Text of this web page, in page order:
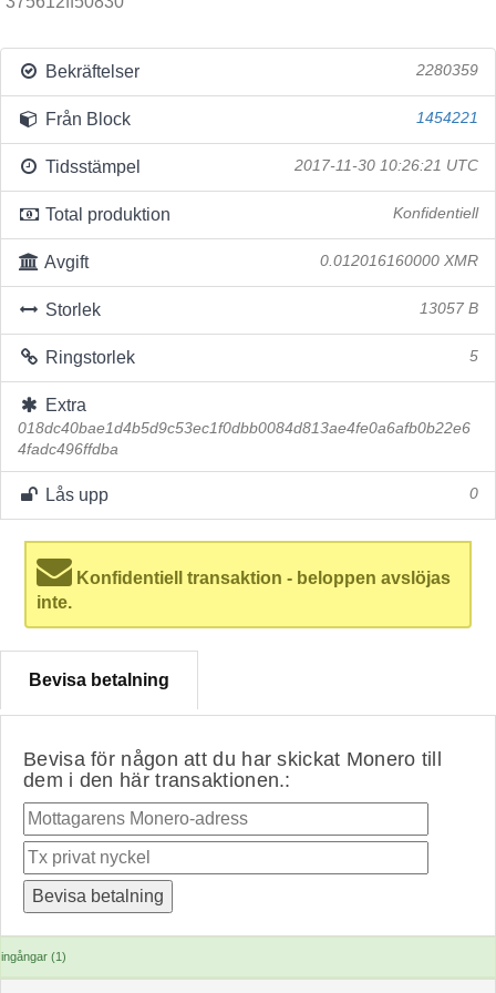
Bekräftelser 2280359
Från Block 1454221
Tidsstämpel 2017-11-30 10:26:21 UTC
Total produktion Konfidentiell
Avgift 0.012016160000 XMR
Storlek 13057 B
Ringstorlek 5
Extra
018dc40bae1d4b5d9c53ec1f0dbb0084d813ae4fe0a6afb0b22e6
4fadc496ffdba
Lås upp 0
Konfidentiell transaktion - beloppen avslöjas
inte.
Bevisa betalning
Bevisa för någon att du har skickat Monero till
dem i den här transaktionen.:
ingångar (1)